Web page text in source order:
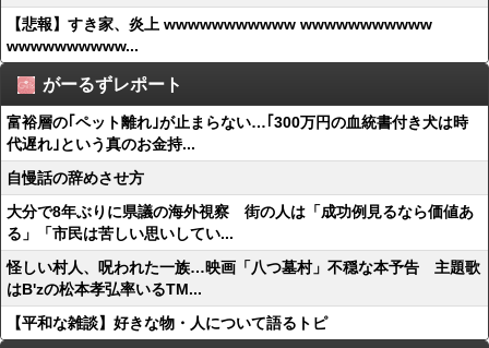
【悲報】すき家、炎上 wwwwwwwwwww wwwwwwwwwww
wwwwwwwwww...
がーるずレポート
富裕層の｢ペット離れ｣が止まらない…｢300万円の血統書付き犬は時
代遅れ｣という真のお金持...
自慢話の辞めさせ方
大分で8年ぶりに県議の海外視察 街の人は「成功例見るなら価値あ
る」「市民は苦しい思いしてい...
怪しい村人、呪われた一族…映画「八つ墓村」不穏な本予告 主題歌
はB'zの松本孝弘率いるTM...
【平和な雑談】好きな物・人について語るトピ